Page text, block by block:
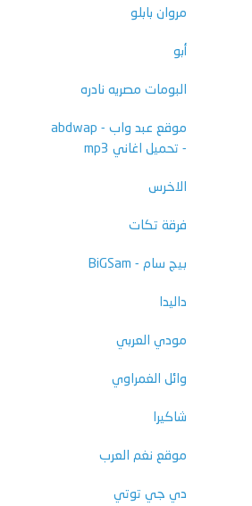
مروان بابلو
أبو
البومات مصريه نادره
موقع عبد واب - abdwap
- تحميل اغاني mp3
الاخرس
فرقة تكات
بيج سام - BiGSam
داليدا
مودي العربي
وائل الغمراوي
شاكيرا
موقع نغم العرب
دي جي توتي